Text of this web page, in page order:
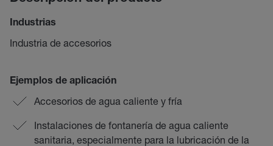
Industrias
Industria de accesorios
Ejemplos de aplicación
Accesorios de agua caliente y fría
Instalaciones de fontanería de agua caliente
sanitaria, especialmente para la lubricación de la